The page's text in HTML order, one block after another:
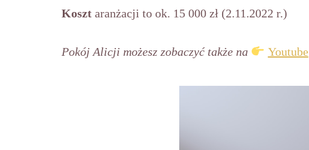
Koszt aranżacji to ok. 15 000 zł (2.11.2022 r.)
Pokój Alicji możesz zobaczyć także na Youtube